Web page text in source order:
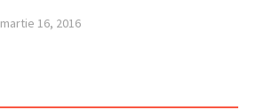
martie 16, 2016